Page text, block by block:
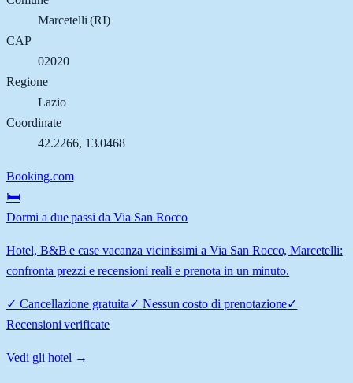
Marcetelli (RI)
CAP
02020
Regione
Lazio
Coordinate
42.2266, 13.0468
Booking.com
🛏️
Dormi a due passi da Via San Rocco
Hotel, B&B e case vacanza vicinissimi a Via San Rocco, Marcetelli:
confronta prezzi e recensioni reali e prenota in un minuto.
✓ Cancellazione gratuita✓ Nessun costo di prenotazione✓
Recensioni verificate
Vedi gli hotel →